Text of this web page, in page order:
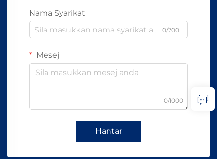
Nama Syarikat
0/200
Mesej
0/1000
Hantar